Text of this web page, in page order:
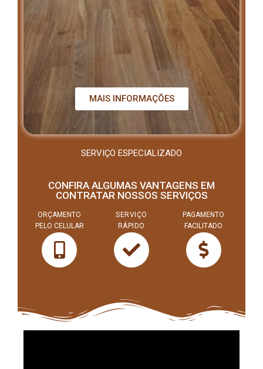
MAIS INFORMAÇÕES
SERVIÇO ESPECIALIZADO
CONFIRA ALGUMAS VANTAGENS EM
CONTRATAR NOSSOS SERVIÇOS
ORÇAMENTO
PELO CELULAR
SERVIÇO
RÁPIDO
PAGAMENTO
FACILITADO